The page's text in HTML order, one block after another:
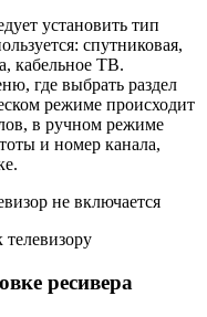
установить тип
спутниковая,
кабельное ТВ.
где выбрать раздел
режиме происходит
в ручном режиме
и номер канала,
не включается
ресивера